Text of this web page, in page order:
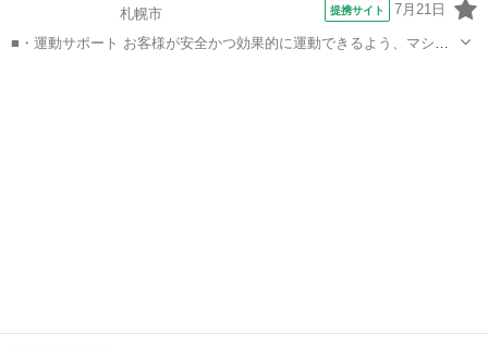
札幌市
提携サイト 7月21日
■・運動サポート お客様が安全かつ効果的に運動できるよう、マシン